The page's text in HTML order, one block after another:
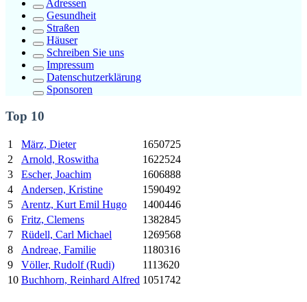
Adressen
Gesundheit
Straßen
Häuser
Schreiben Sie uns
Impressum
Datenschutzerklärung
Sponsoren
Top 10
1 März, Dieter
1650725
2
Arnold, Roswitha
1622524
3
Escher, Joachim
1606888
4
Andersen, Kristine
1590492
5
Arentz, KurtEmil Hugo
1400446
6
Fritz, Clemens
1382845
7
Rüdell, Carl Michael
1269568
8
Andreae, Familie
1180316
9
Völler, Rudolf (Rudi)
1113620
10 Buchhorn, Reinhard Alfred 1051742